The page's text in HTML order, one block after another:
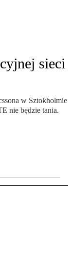
sieci
w Sztokholmie
nie będzie tania.